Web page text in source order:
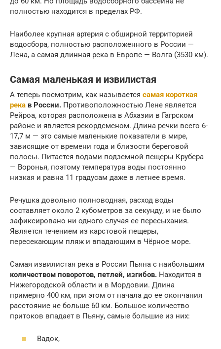
полностью находится в пределах РФ.
Наиболее крупная артерия с обширной территорией
водосбора, полностью расположенного в России —
Лена, а самая длинная река в Европе — Волга (3530 км).
Самая маленькая и извилистая
А теперь посмотрим, как называется самая короткая
река в России. Противоположностью Лене является
Рейроа, которая расположена в Абхазии в Гагрском
районе и является рекордсменом. Длина речки всего 6-
17,7 м — это самые маленькие показатели в мире,
зависящие от времени года и близости береговой
полосы. Питается водами подземной пещеры Крубера
— Воронья, поэтому температура воды постоянно
низкая и равна 11 градусам даже в летнее время.
Речушка довольно полноводная, расход воды
составляет около 2 кубометров за секунду, и не было
зафиксировано ни одного случая ее пересыхания.
Является течением из карстовой пещеры,
пересекающим пляж и впадающим в Чёрное море.
Самая извилистая река в России Пьяна с наибольшим
количеством поворотов, петлей, изгибов. Находится в
Нижегородской области и в Мордовии. Длина
примерно 400 км, при этом от начала до ее окончания
расстояние не больше 60 км. Большое количество
притоков впадает в Пьяну, самые большие из них:
Вадок,